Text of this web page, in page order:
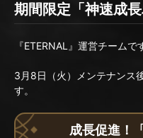
期間限定「神速成
『ETERNAL』運営チームで
3月8日（火）メンテナンス
す。
成長促進！